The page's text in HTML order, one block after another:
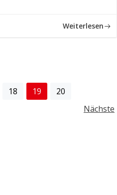
Weiterlesen
Page
18 Page
19 Page
20
Nächste